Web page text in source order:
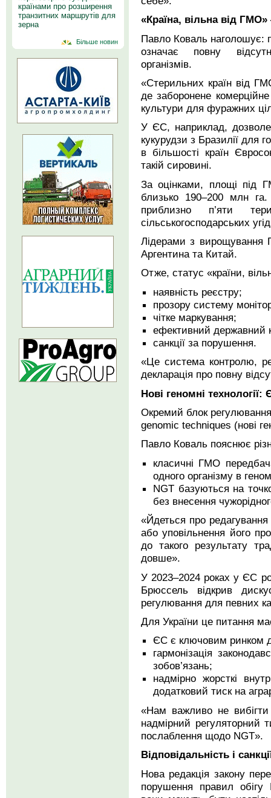
«Країна, вільна від
Павло Коваль наголошує:
означає повну
організмів.
«Стерильних країн від
де заборонене
культури для фуражних
У ЄС, наприклад,
кукурудзи з Бразилії для
в більшості країн
такій сировині.
За оцінками, площі під
близько 190–200 млн га.
приблизно п’яти
сільськогосподарських
Лідерами з
Аргентина та Китай.
Отже, статус «країни,
наявність реєстру;
прозору систему
чітке маркування;
ефективний державний
санкції за порушення.
«Це система контролю,
декларація про повну
Нові геномні
Окремий блок
genomic techniques (нові
Павло Коваль пояснює
класичні ГМО
одного організму в
NGT базуються на
без внесення
«Йдеться про
або уповільнення його
до такого результату
довше».
У 2023–2024 роках у ЄС
Брюссель відкрив
регулювання для певних
Для України це питання
ЄС є ключовим ринком
гармонізація
зобов’язань;
надмірно жорсткі
додатковий тиск на
«Нам важливо не
надмірний регуляторний
послаблення щодо NGT».
Відповідальність і
Нова редакція закону
порушення правил
країнами про розширення
транзитних маршрутів для
зерна
Більше новин